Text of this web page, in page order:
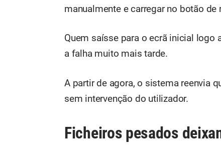
manualmente e carregar no botão de
Quem saísse para o ecrã inicial logo
a falha muito mais tarde.
A partir de agora, o sistema reenvia
sem intervenção do utilizador.
Ficheiros pesados